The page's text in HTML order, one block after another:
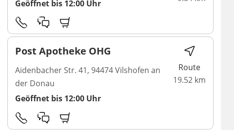
Geöffnet bis 12:00 Uhr
Post Apotheke OHG
Aidenbacher Str. 41, 94474 Vilshofen an
der Donau
Geöffnet bis 12:00 Uhr
Route
19.52 km